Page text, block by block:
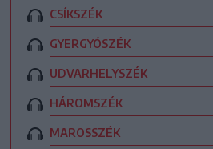
CSÍKSZÉK
GYERGYÓSZÉK
UDVARHELYSZÉK
HÁROMSZÉK
MAROSSZÉK